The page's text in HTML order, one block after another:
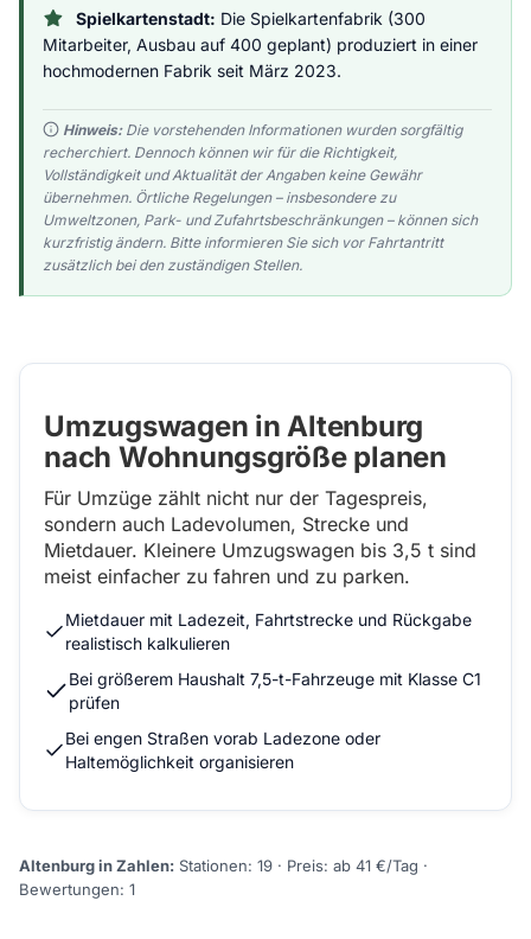
Spielkartenstadt: Die Spielkartenfabrik (300
Mitarbeiter, Ausbau auf 400 geplant) produziert in einer
hochmodernen Fabrik seit März 2023.
Hinweis:Die vorstehenden Informationen wurden sorgfältig
recherchiert. Dennoch können wir für die Richtigkeit,
Vollständigkeit und Aktualität der Angaben keine Gewähr
übernehmen. Örtliche Regelungen – insbesondere zu
Umweltzonen, Park- und Zufahrtsbeschränkungen – können sich
kurzfristig ändern. Bitte informieren Sie sich vor Fahrtantritt
zusätzlich bei den zuständigen Stellen.
Umzugswagen in Altenburg
nach Wohnungsgröße planen
Für Umzüge zählt nicht nur der Tagespreis,
sondern auch Ladevolumen, Strecke und
Mietdauer. Kleinere Umzugswagen bis 3,5 t sind
meist einfacher zu fahren und zu parken.
Mietdauer mit Ladezeit, Fahrtstrecke und Rückgabe
realistisch kalkulieren
Bei größerem Haushalt 7,5-t-Fahrzeuge mit Klasse C1
prüfen
Bei engen Straßen vorab Ladezone oder
Haltemöglichkeit organisieren
Altenburg in Zahlen: Stationen: 19 · Preis: ab 41 €/Tag ·
Bewertungen: 1